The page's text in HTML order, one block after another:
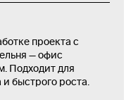
проекта с
— офис
Подходит для
быстрого роста.